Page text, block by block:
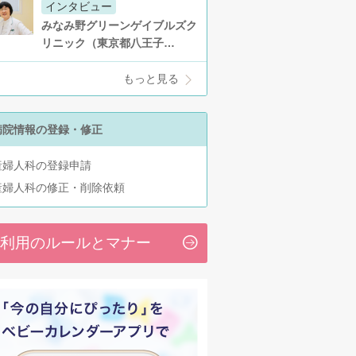
インタビュー
みなみ野グリーンゲイブルズク
リニック（東京都八王子…
もっと見る
院情報の登録・修正
婦人科の登録申請
婦人科の修正・削除依頼
用のルールとマナー